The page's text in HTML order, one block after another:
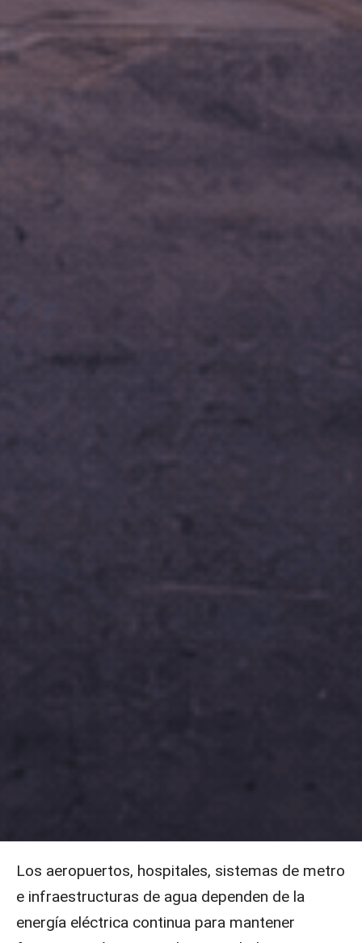
Los aeropuertos, hospitales, sistemas de metro
e infraestructuras de agua dependen de la
energía eléctrica continua para mantener